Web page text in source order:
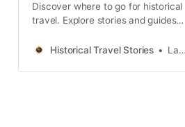
Discover where to go for historical
travel. Explore stories and guides
Taiwan, more destinations like the
Historical Travel Stories Lawrence